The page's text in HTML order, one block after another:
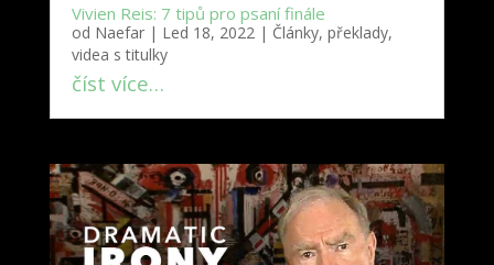
Vivien Reis: 7 tipů pro psaní finále
od Naefar| Led 18, 2022 | Články, překlady,
videa s titulky
číst více…